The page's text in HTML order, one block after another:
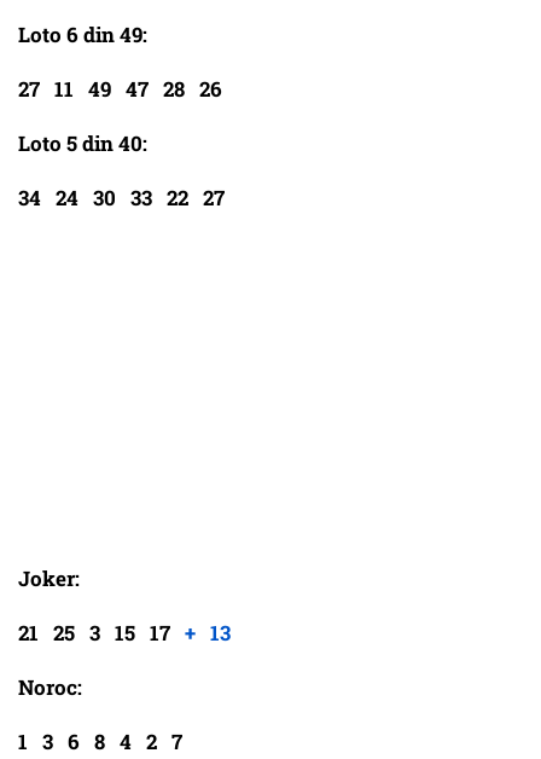
Loto 6 din 49:
27 11 49 47 28 26
Loto 5 din 40:
34 24 30 33 22 27
Joker:
21 25 3 15 17 + 13
Noroc:
1 3 6 8 4 2 7